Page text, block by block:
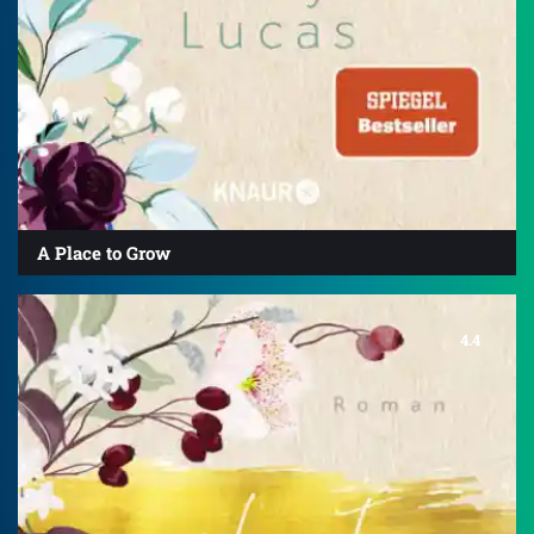
A Place to Grow
4.4